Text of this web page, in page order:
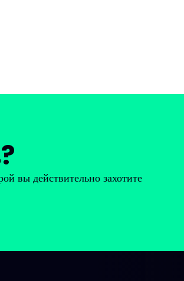
вы действительно захотите